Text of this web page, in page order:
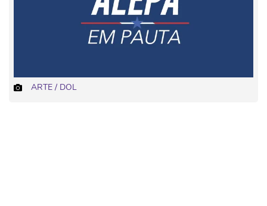
ARTE / DOL